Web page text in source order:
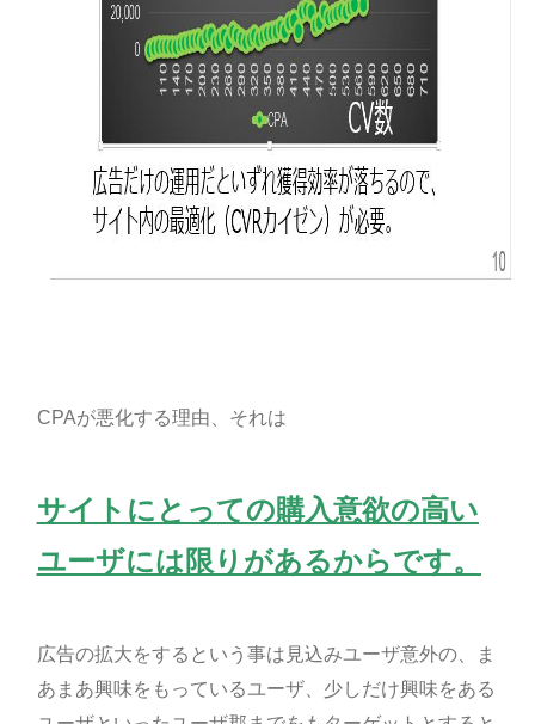
CPAが悪化する理由、それは
サイトにとっての購入意欲の高い
ユーザには限りがあるからです。
広告の拡大をするという事は見込みユーザ意外の、ま
あまあ興味をもっているユーザ、少しだけ興味をある